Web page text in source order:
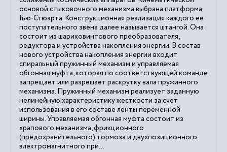
основой стыковочного механизма выбрана платформа
Гью-Стюарта. Конструкционная реализация каждого ее
поступательного звена далее называется штангой. Она
состоит из шариковинтового преобразователя,
редуктора и устройства накопления энергии. В состав
нового устройства накопления энергии входит
спиральный пружинный механизм и управляемая
обгонная муфта, которая по соответствующей команде
запрещает или разрешает раскрутку вала пружинного
механизма. Пружинный механизм реализует заданную
нелинейную характеристику жесткости за счет
использования в его составе ленты переменной
ширины. Управляемая обгонная муфта состоит из
храпового механизма, фрикционного
(предохранительного) тормоза и двухпозиционного
электромагнитного при...